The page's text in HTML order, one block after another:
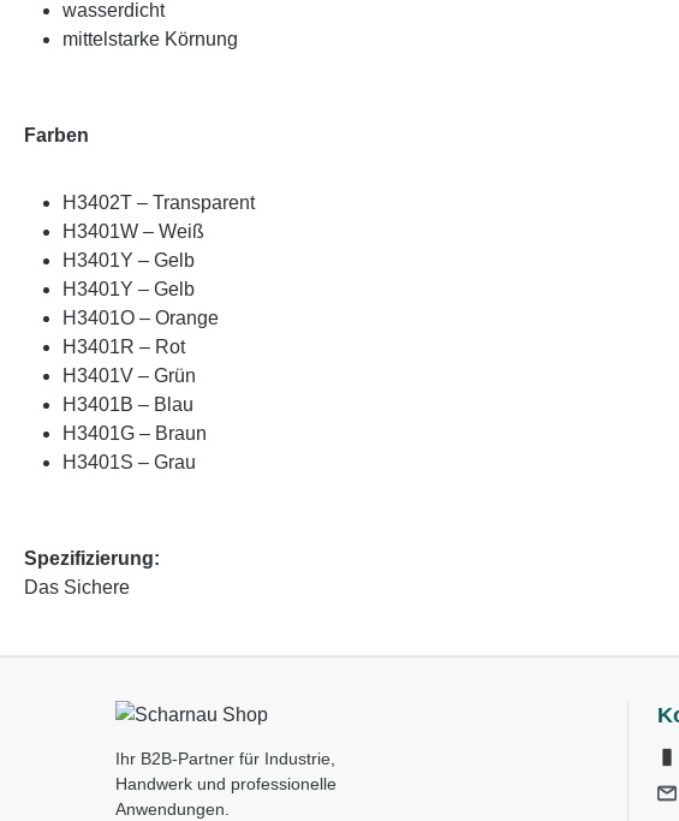
wasserdicht
mittelstarke Körnung
Farben
H3402T – Transparent
H3401W – Weiß
H3401Y – Gelb
H3401Y – Gelb
H3401O – Orange
H3401R – Rot
H3401V – Grün
H3401B – Blau
H3401G – Braun
H3401S – Grau
Spezifizierung:
Das Sichere
Ihr B2B-Partner für Industrie,
Handwerk und professionelle
Anwendungen.